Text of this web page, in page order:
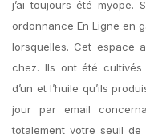
j’ai toujours été myope.
ordonnance En Ligne en
lorsquelles. Cet espace
chez. Ils ont été
d’un et l’huile qu’ils
jour par email
totalement votre seuil